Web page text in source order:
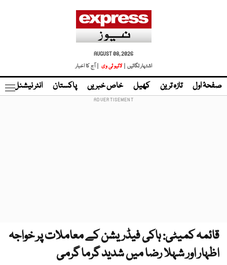
AUGUST 08, 2026
اشتہار لگائیں |
لائیو ٹی وی | آج کا اخبار
صفحۂ اول تازہ ترین کھیل خاص خبریں پاکستان انٹر نیشنل
قائمہ کمیٹی: ہاکی فیڈریشن کے معاملات پر خواجہ
اظہار اور شہلا رضا میں شدید گرما گرمی